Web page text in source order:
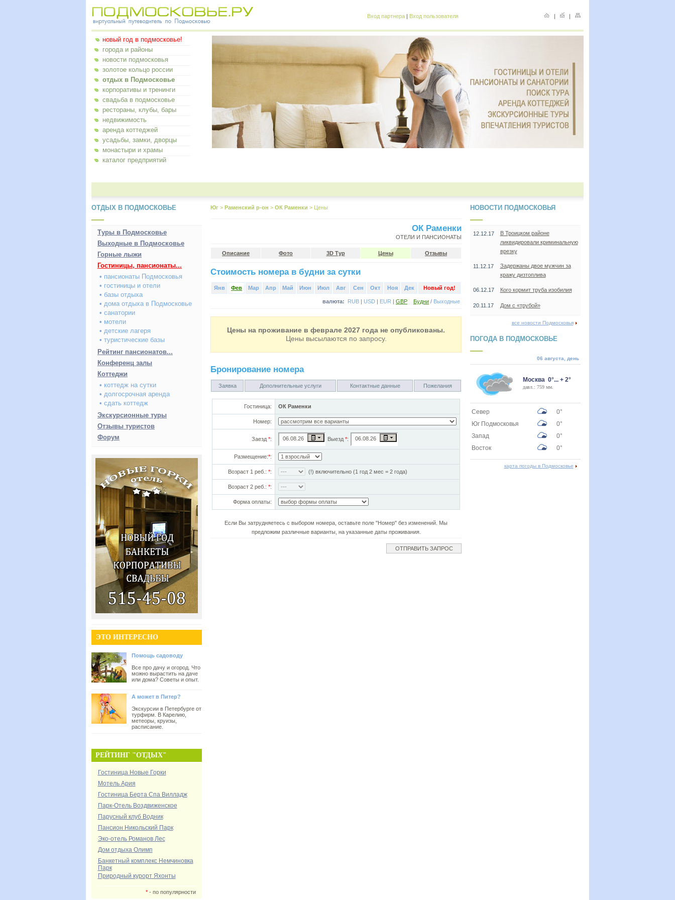
Вход партнера | Вход пользователя | |
новый год в подмосковье!
города и районы
новости подмосковья
золотое кольцо россии
отдых в Подмосковье
корпоративы и тренинги
свадьба в подмосковье
рестораны, клубы, бары
недвижимость
аренда коттеджей
усадьбы, замки, дворцы
монастыри и храмы
каталог предприятий
ОТДЫХ В ПОДМОСКОВЬЕ
Туры в Подмосковье
Выходные в Подмосковье
Горные лыжи
Гостиницы, пансионаты...
• пансионаты Подмосковья
• гостиницы и отели
• базы отдыха
• дома отдыха в Подмосковье
• санатории
• мотели
• детские лагеря
• туристические базы
Рейтинг пансионатов...
Конференц залы
Коттеджи
• коттедж на сутки
• долгосрочная аренда
• сдать коттедж
Экскурсионные туры
Отзывы туристов
Форум
ЭТО ИНТЕРЕСНО
Помощь садоводу
Все про дачу и огород. Что
можно вырастить на даче
или дома? Советы и опыт.
А может в Питер?
Экскурсии в Петербурге от
турфирм. В Карелию,
метеоры, круизы,
расписание.
РЕЙТИНГ "ОТДЫХ"
Гостиница Новые Горки
Мотель Ария
Гостиница Берта Спа Вилладж
Парк-Отель Воздвиженское
Парусный клуб Водник
Пансион Никольский Парк
Эко-отель Романов Лес
Дом отдыха Олимп
Банкетный комплекс Немчиновка
Парк
Природный курорт Яхонты
*- по популярности
Юг > Раменский р-он > ОК Раменки > Цены
ОК Раменки
ОТЕЛИ И ПАНСИОНАТЫ
Описание Фото 3D Тур Цены Отзывы
Стоимость номера в будни за сутки
Янв Фев Мар Апр Май Июн Июл Авг Сен Окт Ноя Дек Новый год!
валюта: RUB | USD | EUR | GBP Будни / Выходные
Цены на проживание в феврале 2027 года не опубликованы.
Цены высылаются по запросу.
Бронирование номера
Заявка Дополнительные услуги Контактные данные Пожелания
Гостиница: ОК Раменки
Номер:
Заезд *: Выезд *:
Размещение:*:
Возраст 1 реб.: *: (!) включительно (1 год 2 мес = 2 года)
Возраст 2 реб.: *:
Форма оплаты:
Если Вы затрудняетесь с выбором номера, оставьте поле "Номер" без изменений. Мы
предложим различные варианты, на указанные даты проживания.
НОВОСТИ ПОДМОСКОВЬЯ
12.12.17
В Троицком районе
ликвидировали криминальную
врезку
11.12.17
Задержаны двое мужчин за
кражу дизтоплива
06.12.17 Кого кормит труба изобилия
20.11.17 Дом с «трубой»
все новости Подмосковья
ПОГОДА В ПОДМОСКОВЬЕ
06 августа, день
Москва 0°... + 2°
давл.: 759 мм.
Север
0°
Юг Подмосковья
0°
Запад
0°
Восток
0°
карта погоды в Подмосковье